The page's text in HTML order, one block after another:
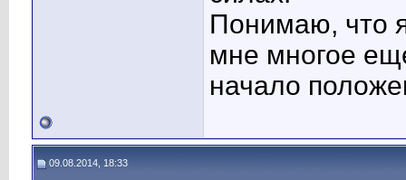
Понимаю, что
мне многое
начало
09.08.2014, 18:33